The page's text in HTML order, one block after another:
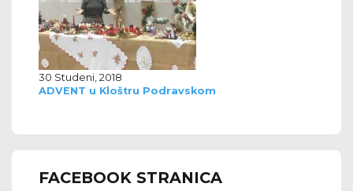
30 Studeni, 2018
ADVENT u Kloštru Podravskom
FACEBOOK STRANICA